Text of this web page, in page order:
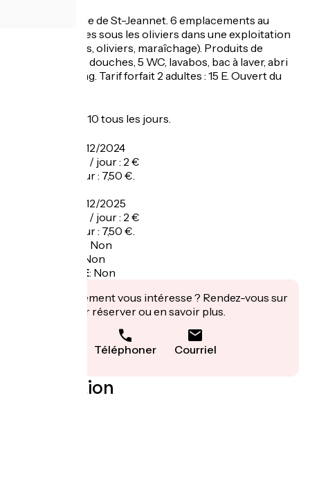
A 2 km du village de St-Jeannet. 6 emplacements au
milieu des vignes sous les oliviers dans une exploitation
agricole (vignes, oliviers, maraîchage). Produits de
l'exploitation. 5 douches, 5 WC, lavabos, bac à laver, abri
couvert, parking. Tarif forfait 2 adultes : 15 E. Ouvert du
Du 01/05 au 31/10 tous les jours.
Du 01/01 au 31/12/2024
Prix électricité / jour : 2 €
Prix adulte / jour : 7,50 €.
Du 01/01 au 31/12/2025
Prix électricité / jour : 2 €
Prix adulte / jour : 7,50 €.
Non
Non
Recharge VAE: Non
Cet établissement vous intéresse ? Rendez-vous sur
leur site pour réserver ou en savoir plus.
Téléphoner Courriel
Localisation